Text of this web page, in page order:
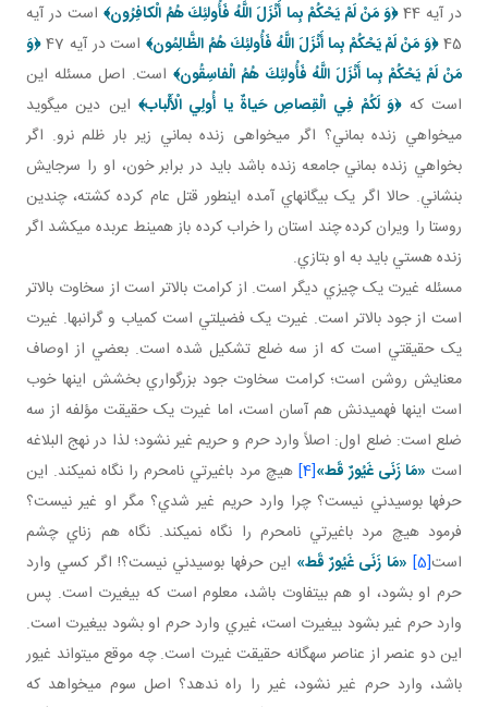
در آيه 44
﴿وَ مَنْ لَمْ يَحْكُمْ بِما أَنْزَلَ اللَّهُ فَأُولئِكَ هُمُ الْكافِرُون‏﴾است در آيه
45 ﴿وَ مَنْ لَمْ يَحْكُمْ بِما أَنْزَلَ اللَّهُ فَأُولئِكَ هُمُ الظَّالِمُون‏﴾است در آيه 47
﴿وَ
مَنْ لَمْ يَحْكُمْ بِما أَنْزَلَ اللَّهُ فَأُولئِكَ هُمُ الْفاسِقُون‏﴾است. اصل مسئله اين
است که﴿وَ لَكُمْ فِي الْقِصاصِ حَياةٌ يا أُولِي الْأَلْباب‏﴾ اين دين مي گويد
مي خواهي زنده بماني؟ اگر می­خواهی زنده بماني زير بار ظلم نرو. اگر
بخواهي زنده بماني جامعه زنده باشد بايد در برابر خون، او را سرجايش
بنشاني. حالا اگر يک بيگانه اي آمده اين طور قتل عام کرده کشته، چندين
روستا را ويران کرده چند استان را خراب کرده باز همينط عربده مي کشد اگر
زنده هستي بايد به او بتازي.
مسئله غيرت يک چيزي ديگر است. از کرامت بالاتر است از سخاوت بالاتر
است از جود بالاتر است. غيرت يک فضيلتي است کمياب و گرانبها. غيرت
يک حقيقتي است که از سه ضلع تشکيل شده است. بعضي از اوصاف
معنايش روشن است؛ کرامت سخاوت جود بزرگواري بخشش اينها خوب
است اينها فهميدنش هم آسان است، اما غيرت يک حقيقت مؤلفه از سه
ضلع است: ضلع اول: اصلاً وارد حرم و حريم غير نشود؛ لذا در نهج البلاغه
است «مَا زَنَى غَيُورٌ قَط»
[4]
هيچ مرد باغيرتي نامحرم را نگاه نمي کند. اين
حرف ها بوسيدني نيست؟ چرا وارد حريم غير شدي؟ مگر او غير نيست؟
فرمود هيچ مرد باغيرتي نامحرم را نگاه نمي کند. نگاه هم زناي چشم
است[5]
«مَا زَنَى غَيُورٌ قَط» اين حرف ها بوسيدني نيست؟! اگر کسي وارد
حرم او بشود، او هم بي تفاوت باشد، معلوم است که بي غيرت است. پس
وارد حرم غير بشود بي غيرت است، غيري وارد حرم او بشود بي غيرت است.
اين دو عنصر از عناصر سه گانه حقيقت غيرت است. چه موقع مي تواند غيور
باشد، وارد حرم غير نشود، غير را راه ندهد؟ اصل سوم مي خواهد که